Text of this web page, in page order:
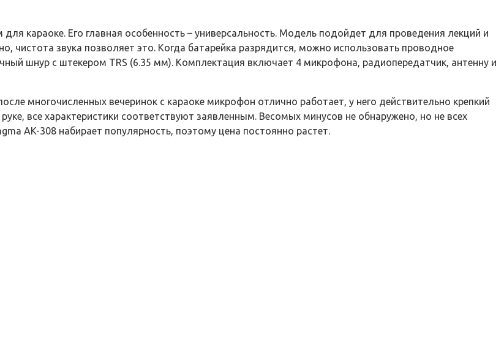
караоке. Его главная особенность – универсальность. Модель подойдет для проведения лекций и
чистота звука позволяет это. Когда батарейка разрядится, можно использовать проводное
шнур с штекером TRS (6.35 мм). Комплектация включает 4 микрофона, радиопередатчик, антенну и
многочисленных вечеринок с караоке микрофон отлично работает, у него действительно крепкий
все характеристики соответствуют заявленным. Весомых минусов не обнаружено, но не всех
AK-308 набирает популярность, поэтому цена постоянно растет.